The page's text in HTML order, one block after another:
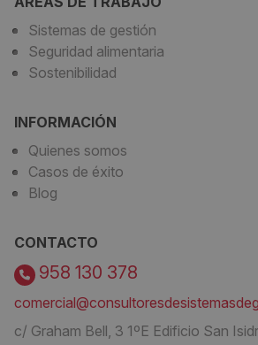
Sistemas de gestión
Seguridad alimentaria
Sostenibilidad
INFORMACIÓN
Quienes somos
Casos de éxito
Blog
CONTACTO
958 130 378
c/ Graham Bell, 3 1ºE Edificio San